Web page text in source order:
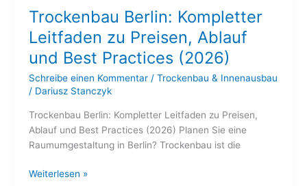
Trockenbau Berlin: Kompletter
Leitfaden zu Preisen, Ablauf
und Best Practices (2026)
Schreibe einen Kommentar / Trockenbau & Innenausbau
/ Dariusz Stanczyk
Trockenbau Berlin: Kompletter Leitfaden zu Preisen,
Ablauf und Best Practices (2026) Planen Sie eine
Raumumgestaltung in Berlin? Trockenbau ist die
Kompletter
Leitfaden
zu
Preisen,
Ablauf
und
Practices
(2026)
Weiterlesen »